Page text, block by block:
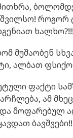
შვილსო! როგორ
მუშაობენ
ალბათ
ფაქტი
ამ
მოფარებულ